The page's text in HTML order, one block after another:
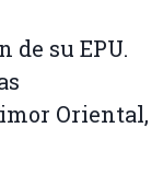
su EPU.
Oriental,